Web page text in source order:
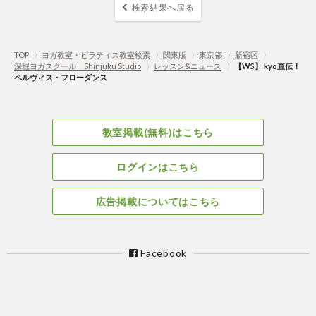
検索結果へ戻る
TOP 〉 ヨガ教室・ピラティス教室検索 〉 関東版 〉 東京都 〉 新宿区
〉
深堀ヨガスクール Shinjuku Studio
〉 レッスン&ニュース 〉
【WS】 kyo直伝！
ペルヴィス・フローダンス
教室掲載(無料)はこちら
ログインはこちら
広告掲載についてはこちら
Facebook